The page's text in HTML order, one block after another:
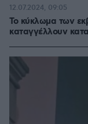
Το κύκλωμα των
καταγγέλλουν
12.07.2024, 09:05